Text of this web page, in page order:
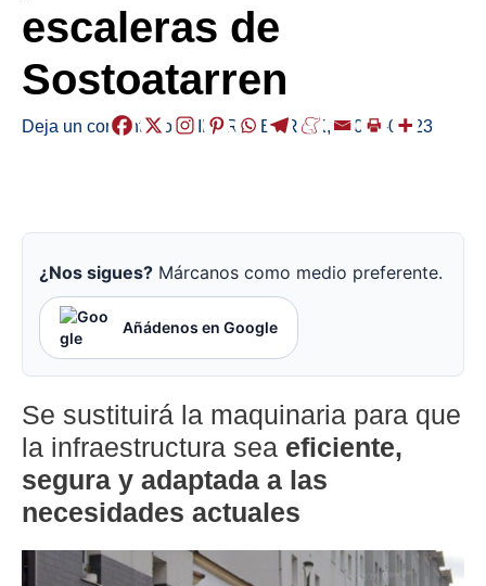
escaleras de
Sostoatarren
Deja un comentario /EIBAR ,HERRIAK,/2025-04-23
¿Nos sigues? Márcanos como medio preferente.
Añádenos en Google
Se sustituirá la maquinaria para que
la infraestructura sea eficiente,
segura y adaptada a las
necesidades actuales